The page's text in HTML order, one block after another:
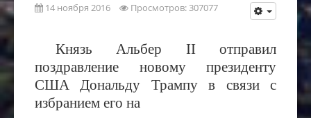
14 ноября 2016 Просмотров: 307077
Князь Альбер IIотправил
поздравление новому президенту
США Дональду Трампу в связи с
избранием его на